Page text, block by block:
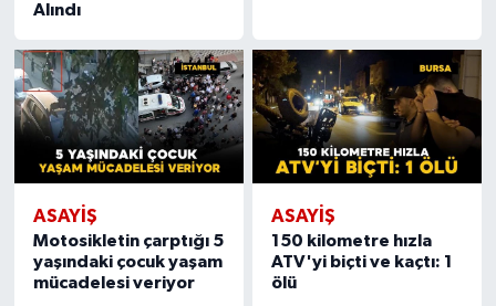
Alındı
ASAYIŞ
Motosikletin çarptığı 5
yaşındaki çocuk yaşam
mücadelesi veriyor
ASAYIŞ
150 kilometre hızla
ATV'yi biçti ve kaçtı: 1
ölü